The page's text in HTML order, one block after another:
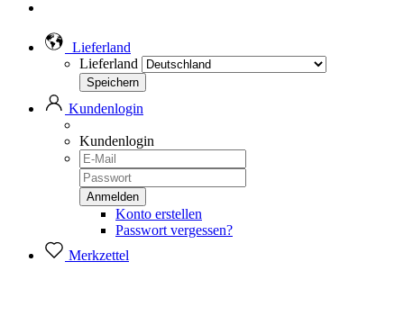
Lieferland
Lieferland
Kundenlogin
Kundenlogin
Konto erstellen
Passwort vergessen?
Merkzettel